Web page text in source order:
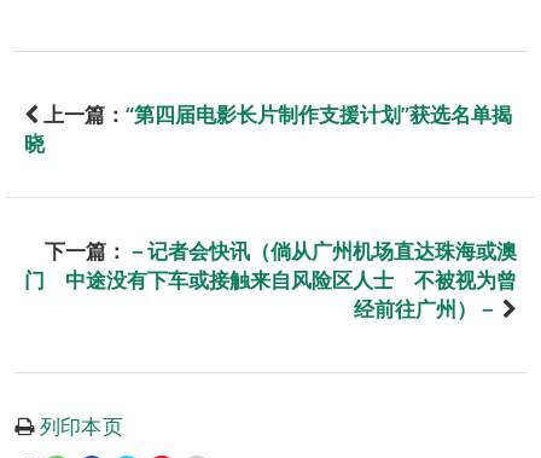
上一篇： “第四届电影长片制作支援计划”获选名单揭
晓
下一篇： －记者会快讯（倘从广州机场直达珠海或澳
门 中途没有下车或接触来自风险区人士 不被视为曾
经前往广州）－
列印本页